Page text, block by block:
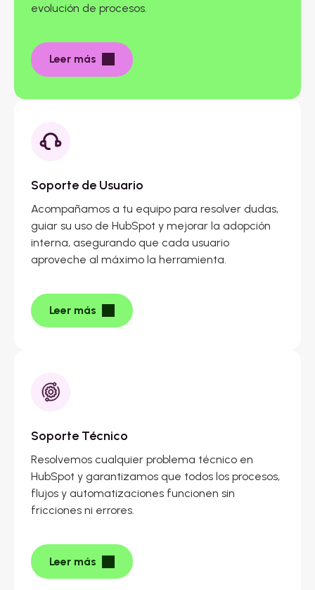
evolución de procesos.
Leer más
Soporte de Usuario
Acompañamos a tu equipo para resolver dudas,
guiar su uso de HubSpot y mejorar la adopción
interna, asegurando que cada usuario
aproveche al máximo la herramienta.
Leer más
Soporte Técnico
Resolvemos cualquier problema técnico en
HubSpot y garantizamos que todos los procesos,
flujos y automatizaciones funcionen sin
fricciones ni errores.
Leer más